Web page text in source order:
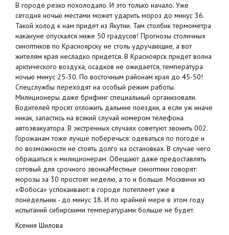
В городе резко похолодало. И это только начало. Уже
сегодня ночью местами может ударить мороз до минус 36.
Такой холод к нам придет из Якутии. Там столбик термометра
накануне опускался ниже 50 градусов! Прогнозы столичных
синоптиков по Красноярску не столь удручающие, а вот
жителям края несладко придется. В Красноярск придет волна
арктического воздуха, осадков не ожидается, температура
ночью минус 25-30. По восточным районам края до 45-50!
Спецслужбы переходят на особый режим работы.
Милиционеры даже брифинг специальный организовали.
Водителей просят отложить дальние поездки, а если уж иначе
никак, запастись на всякий случай номером телефона
автоэвакуатора. В экстренных случаях советуют звонить 002.
Горожанам тоже лучше поберечься: одеваться по погоде и
по возможности не стоять долго на остановках. В случае чего
обращаться к милиционерам. Обещают даже предоставлять
сотовый для срочного звонкаМестные синоптики говорят:
морозы за 30 простоят неделю, а то и больше. Москвичи из
«Фобоса» успокаивают: в городе потеплеет уже в
понедельник - до минус 18. И по крайней мере в этом году
испытаний сибирскими температурами больше не будет.
Ксения Шилова